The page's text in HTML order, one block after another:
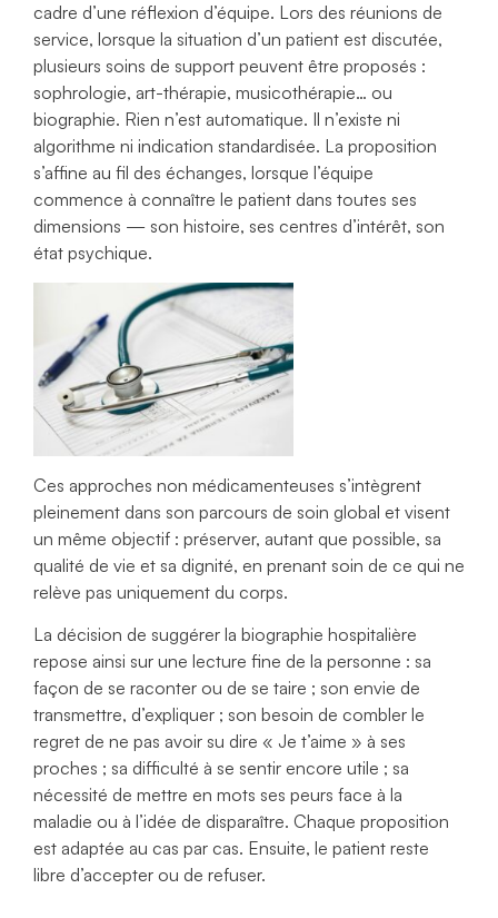
cadre d’une réflexion d’équipe. Lors des réunions de
service, lorsque la situation d’un patient est discutée,
plusieurs soins de support peuvent être proposés :
sophrologie, art-thérapie, musicothérapie… ou
biographie. Rien n’est automatique. Il n’existe ni
algorithme ni indication standardisée. La proposition
s’affine au fil des échanges, lorsque l’équipe
commence à connaître le patient dans toutes ses
dimensions — son histoire, ses centres d’intérêt, son
état psychique.
Ces approches non médicamenteuses s’intègrent
pleinement dans son parcours de soin global et visent
un même objectif : préserver, autant que possible, sa
qualité de vie et sa dignité, en prenant soin de ce qui ne
relève pas uniquement du corps.
La décision de suggérer la biographie hospitalière
repose ainsi sur une lecture fine de la personne : sa
façon de se raconter ou de se taire ; son envie de
transmettre, d’expliquer ; son besoin de combler le
regret de ne pas avoir su dire « Je t’aime » à ses
proches ; sa difficulté à se sentir encore utile ; sa
nécessité de mettre en mots ses peurs face à la
maladie ou à l’idée de disparaître. Chaque proposition
est adaptée au cas par cas. Ensuite, le patient reste
libre d’accepter ou de refuser.